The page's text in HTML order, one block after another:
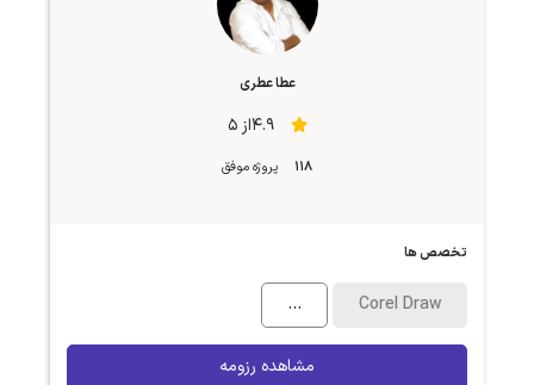
عطا عطری
4.9از 5
118 پروژه موفق
تخصص ها
Corel Draw
...
مشاهده رزومه